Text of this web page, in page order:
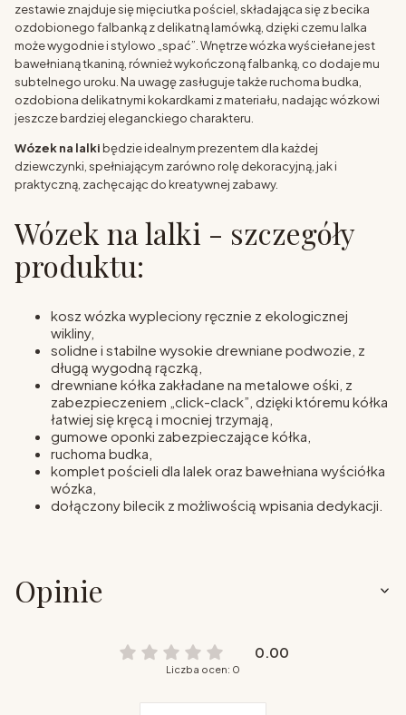
zestawie znajduje się mięciutka pościel, składająca się z becika
ozdobionego falbanką z delikatną lamówką, dzięki czemu lalka
może wygodnie i stylowo „spać”. Wnętrze wózka wyściełane jest
bawełnianą tkaniną, również wykończoną falbanką, co dodaje mu
subtelnego uroku. Na uwagę zasługuje także ruchoma budka,
ozdobiona delikatnymi kokardkami z materiału, nadając wózkowi
jeszcze bardziej eleganckiego charakteru.
Wózek na lalki będzie idealnym prezentem dla każdej
dziewczynki, spełniającym zarówno rolę dekoracyjną, jak i
praktyczną, zachęcając do kreatywnej zabawy.
Wózek na lalki - szczegóły
produktu:
kosz wózka wypleciony ręcznie z ekologicznej
wikliny,
solidne i stabilne wysokie drewniane podwozie, z
długą wygodną rączką,
drewniane kółka zakładane na metalowe ośki, z
zabezpieczeniem „click-clack”, dzięki któremu kółka
łatwiej się kręcą i mocniej trzymają,
gumowe oponki zabezpieczające kółka,
ruchoma budka,
komplet pościeli dla lalek oraz bawełniana wyściółka
wózka,
dołączony bilecik z możliwością wpisania dedykacji.
Opinie
0.00
Liczba ocen: 0